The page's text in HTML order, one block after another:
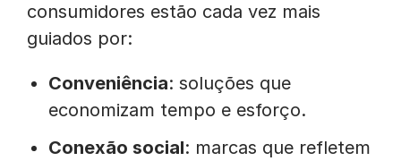
consumidores estão cada vez mais
guiados por:
Conveniência: soluções que
economizam tempo e esforço.
Conexão social: marcas que refletem